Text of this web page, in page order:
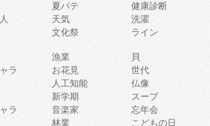
夏バテ
健康診断
天気 洗濯
文化祭
ライン
漁業
貝
ラ
お花見 世代
人工知能
仏像
新学期
スープ
ラ
音楽家 忘年会
林業
こどもの日